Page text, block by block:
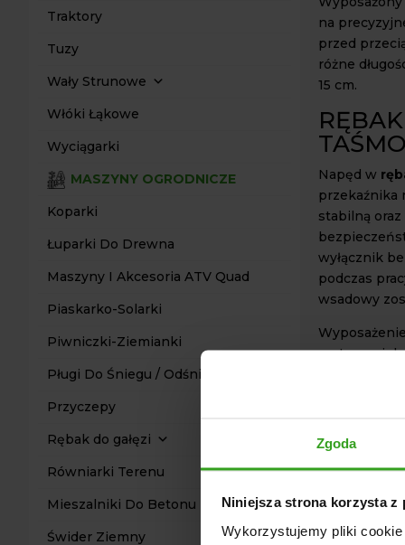
Zgoda
Niniejsza strona korzysta z
Wykorzystujemy pliki
Traktory
Tuzy
Wały Strunowe
Włóki Łąkowe
Wyciągarki
MASZYNY OGRODNICZE
Koparki
Łuparki Do Drewna
Maszyny I Akcesoria ATV Quad
Piaskarko-Solarki
Piwniczki-Ziemianki
Pługi Do Śniegu / Odśnieżarki
Przyczepy
Rębak do gałęzi
Równiarki Terenu
Mieszalniki Do Betonu
Świder Ziemny
na
przed
różne
15 cm.
Napęd w
przekaźnika
stabilną
wyłącznik
podczas
wsadowy
metra,
zarówno w
Dzięki
zapewnia